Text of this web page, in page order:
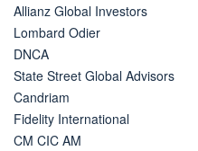
Allianz Global Investors
Lombard Odier
DNCA
State Street Global Advisors
Candriam
Fidelity International
CM CIC AM